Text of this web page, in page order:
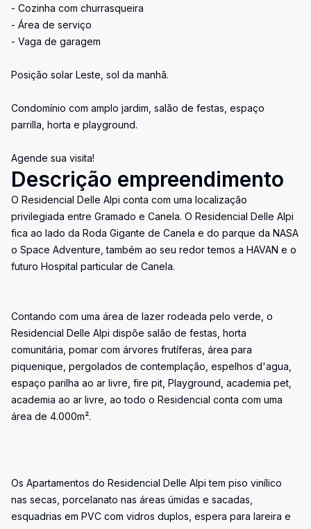
- Cozinha com churrasqueira
- Área de serviço
- Vaga de garagem
Posição solar Leste, sol da manhã.
Condomínio com amplo jardim, salão de festas, espaço
parrilla, horta e playground.
Agende sua visita!
Descrição empreendimento
O Residencial Delle Alpi conta com uma localização
privilegiada entre Gramado e Canela. O Residencial Delle Alpi
fica ao lado da Roda Gigante de Canela e do parque da NASA
o Space Adventure, também ao seu redor temos a HAVAN e o
futuro Hospital particular de Canela.
Contando com uma área de lazer rodeada pelo verde, o
Residencial Delle Alpi dispõe salão de festas, horta
comunitária, pomar com árvores frutíferas, área para
piquenique, pergolados de contemplação, espelhos d'agua,
espaço parilha ao ar livre, fire pit, Playground, academia pet,
academia ao ar livre, ao todo o Residencial conta com uma
área de 4.000m².
Os Apartamentos do Residencial Delle Alpi tem piso vinílico
nas secas, porcelanato nas áreas úmidas e sacadas,
esquadrias em PVC com vidros duplos, espera para lareira e